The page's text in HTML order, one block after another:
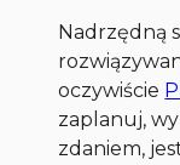
Nadrzędną
oczywiście
zaplanuj,
zdaniem,